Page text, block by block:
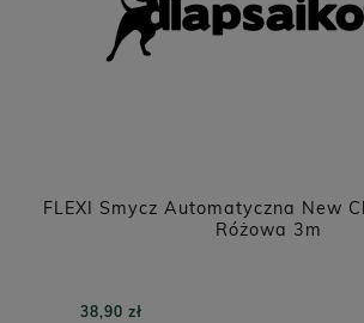
PERRO Jagnięcina z dynią dla
800g
26,90 zł
POWIADOM O